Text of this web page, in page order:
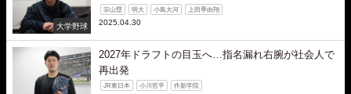
大学野球
宗山塁 明大 小島大河 上田季由翔
2025.04.30
2027年ドラフトの目玉へ…指名漏れ右腕が社会人で
再出発
JR東日本 小川哲平 作新学院